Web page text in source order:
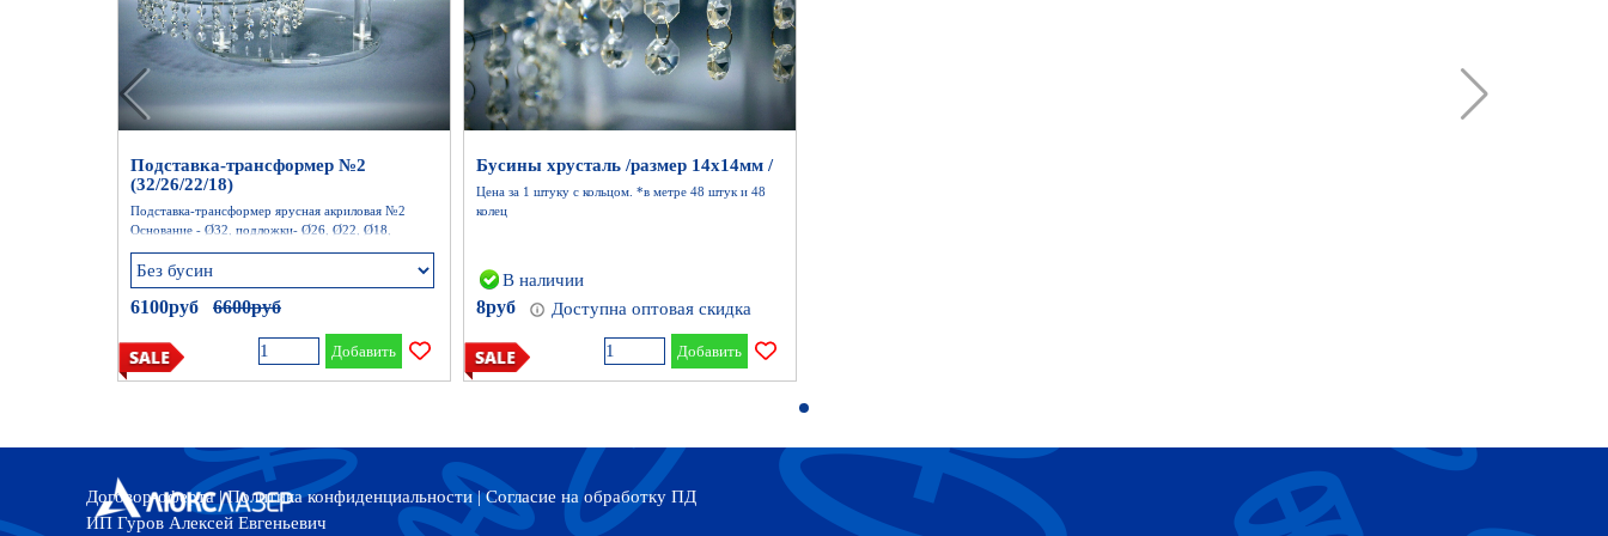
Подставка-трансформер №2
(32/26/22/18)
Подставка-трансформер ярусная акриловая №2
Основание - Ø32, подложки- Ø26, Ø22, Ø18,
6100руб Цена без скидки
6600руб
Добавить
Бусины хрусталь /размер 14х14мм /
Цена за 1 штуку с кольцом. *в метре 48 штук и 48
колец
В наличии
8руб Доступна оптовая скидка
Добавить
Договор-оферта|Политика конфиденциальности|Согласие на обработку ПД
ИП Гуров Алексей Евгеньевич